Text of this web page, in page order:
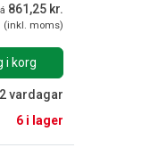
861,25 kr.
(inkl. moms)
i korg
vardagar
6 i lager